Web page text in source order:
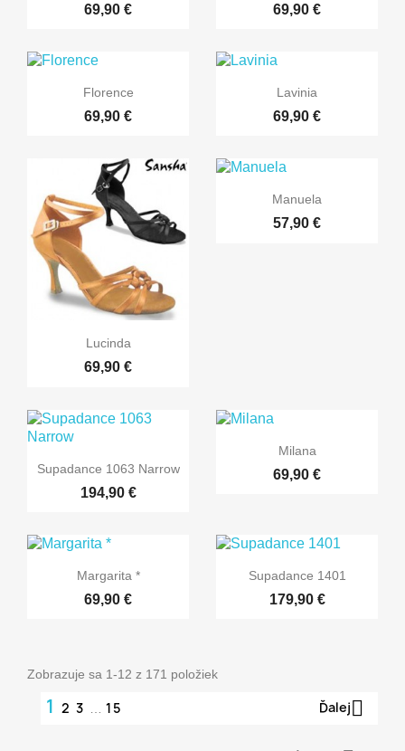
69,90 € 69,90 €
Rýchly náhľad
Florence
69,90 €
Rýchly náhľad
Lavinia
69,90 €
Rýchly náhľad
Lucinda
69,90 €
Rýchly náhľad
Manuela
57,90 €
 Rýchly náhľad
Supadance 1063 Narrow
194,90 €
Rýchly náhľad
Milana
69,90 €
Rýchly náhľad
Margarita *
69,90 €
 Rýchly náhľad
Supadance 1401
179,90 €
Zobrazuje sa 1-12 z 171 položiek
1 2 3 … 15 Ďalej